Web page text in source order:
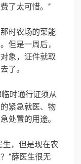
了太可惜。”
时农场的菜能
但是一周后，
象，证件就取
了。
时通行证须从
紧急就医、物
处置的用途。
生，但是现在农
”薛医生很无